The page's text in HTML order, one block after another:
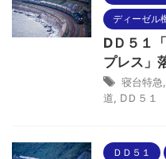
ディーゼル
DＤ５１
プレス」
寝台特急
道
DＤ５１
ＤＤ５１